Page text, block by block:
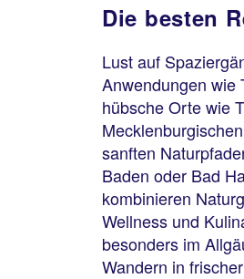
Die besten
Lust auf
Anwendungen wie
hübsche Orte wie
sanften
Baden oder Bad
kombinieren
Wellness und
besonders im
Wandern in